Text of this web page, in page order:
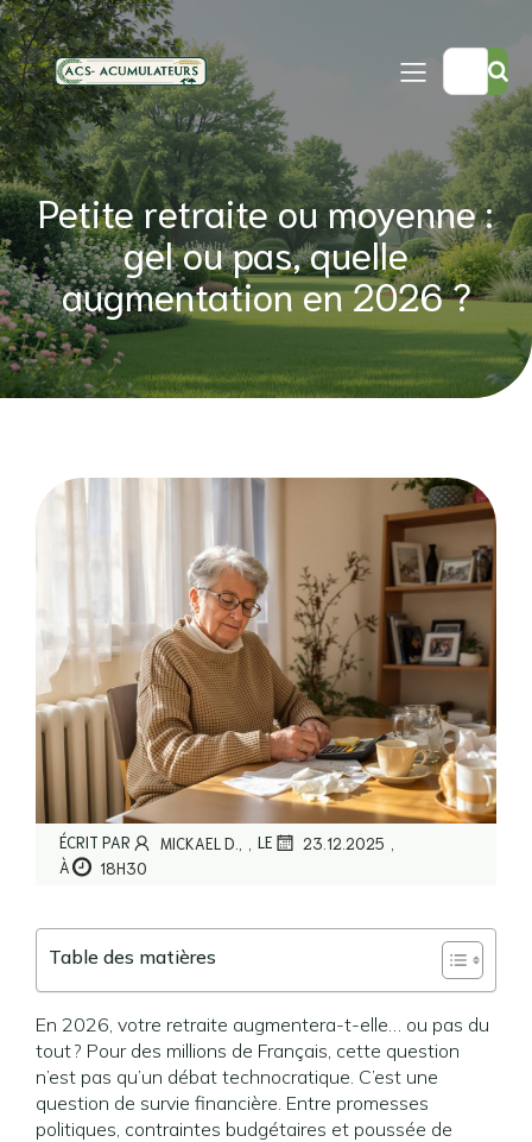
Petite retraite ou moyenne :
gel ou pas, quelle
augmentation en 2026 ?
ÉCRIT PAR MICKAEL D., , LE 23.12.2025 ,
À 18H30
Table des matières
En 2026, votre retraite augmentera-t-elle… ou pas du
tout ? Pour des millions de Français, cette question
n’est pas qu’un débat technocratique. C’est une
question de survie financière. Entre promesses
politiques, contraintes budgétaires et poussée de